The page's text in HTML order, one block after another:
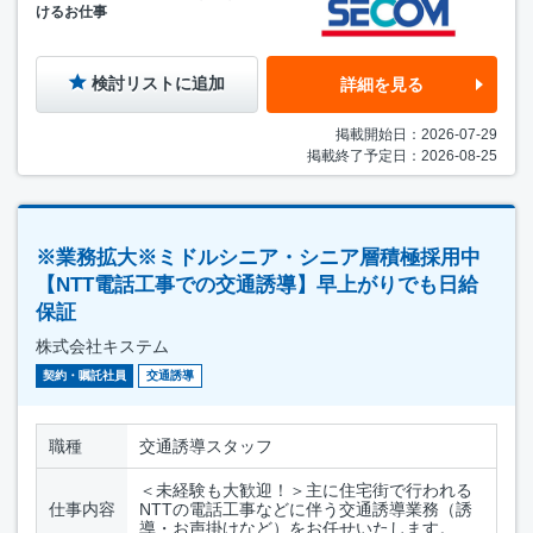
けるお仕事
検討リストに追加 詳細を見る
掲載開始日：2026-07-29
掲載終了予定日：2026-08-25
※業務拡大※ミドルシニア・シニア層積極採用中
【NTT電話工事での交通誘導】早上がりでも日給
保証
株式会社キステム
契約・嘱託社員 交通誘導
職種 交通誘導スタッフ
仕事内容
＜未経験も大歓迎！＞主に住宅街で行われる
NTTの電話工事などに伴う交通誘導業務（誘
導・お声掛けなど）をお任せいたします。